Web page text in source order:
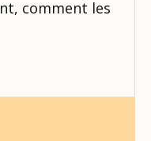
comment les